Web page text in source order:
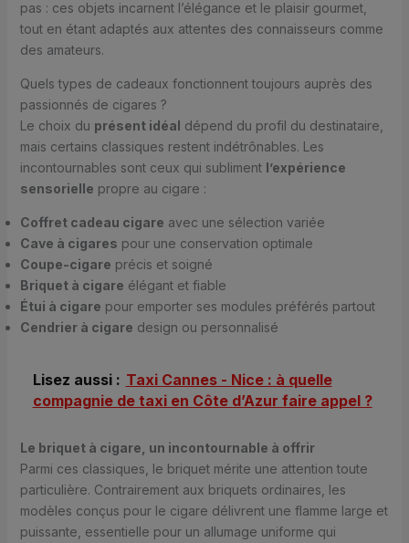
pas : ces objets incarnent l’élégance et le plaisir gourmet,
tout en étant adaptés aux attentes des connaisseurs comme
des amateurs.
Quels types de cadeaux fonctionnent toujours auprès des
passionnés de cigares ?
Le choix du présent idéal dépend du profil du destinataire,
mais certains classiques restent indétrônables. Les
incontournables sont ceux qui subliment l’expérience
sensorielle propre au cigare :
Coffret cadeau cigare avec une sélection variée
Cave à cigares pour une conservation optimale
Coupe-cigare précis et soigné
Briquet à cigare élégant et fiable
Étui à cigare pour emporter ses modules préférés partout
Cendrier à cigare design ou personnalisé
Lisez aussi : Taxi Cannes - Nice : à quelle
compagnie de taxi en Côte d’Azur faire appel ?
Le briquet à cigare, un incontournable à offrir
Parmi ces classiques, le briquet mérite une attention toute
particulière. Contrairement aux briquets ordinaires, les
modèles conçus pour le cigare délivrent une flamme large et
puissante, essentielle pour un allumage uniforme qui